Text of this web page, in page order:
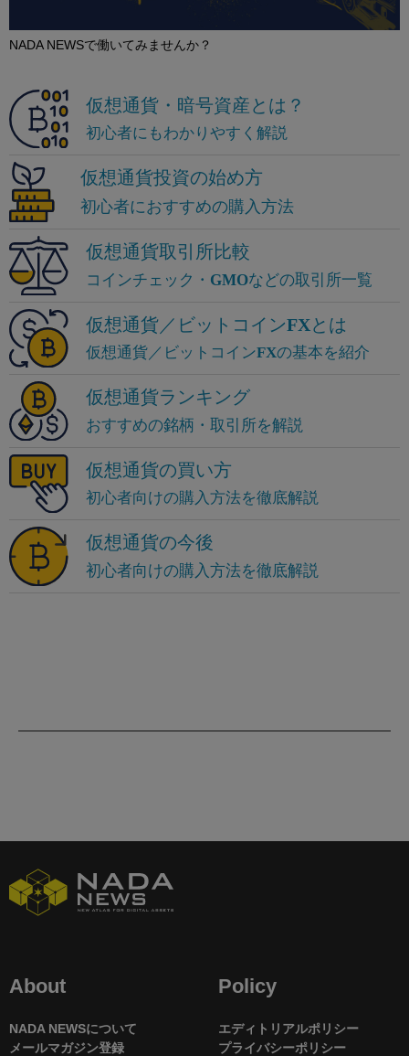
NADA NEWSで働いてみませんか？
About
NADA NEWSについて
メールマガジン登録
Policy
エディトリアルポリシー
プライバシーポリシー